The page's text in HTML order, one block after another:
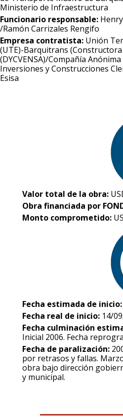
Ministerio de Infraestructura
Funcionario responsable:
/Ramón Carrizales Rengifo
Empresa contratista: Unión
(UTE)-Barquitrans (Constructora
(DYCVENSA)/Compañía
Inversiones y Construcciones
Esisa
Valor total de la obra:
Obra financiada por
Monto comprometido:
Fecha estimada de inicio:
Fecha real de inicio: 14/
Fecha culminación
Inicial 2006. Fecha
Fecha de paralización:
por retrasos y fallas.
obra bajo dirección
y municipal.